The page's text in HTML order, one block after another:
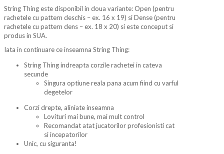
String Thing este disponibil in doua variante: Open (pentru
rachetele cu pattern deschis – ex. 16 x 19) si Dense (pentru
rachetele cu pattern dens – ex. 18 x 20) si este conceput si
produs in SUA.
Iata in continuare ce inseamna String Thing:
String Thing indreapta corzile rachetei in cateva
secunde
Singura optiune reala pana acum fiind cu varful
degetelor
Corzi drepte, aliniate inseamna
Lovituri mai bune, mai mult control
Recomandat atat jucatorilor profesionisti cat
si incepatorilor
Unic, cu siguranta!